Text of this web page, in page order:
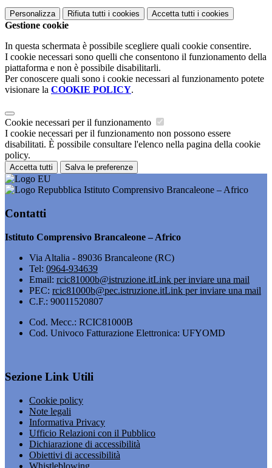
Personalizza Rifiuta tutti i cookies Accetta tutti i cookies
Gestione cookie
In questa schermata è possibile scegliere quali cookie consentire.
I cookie necessari sono quelli che consentono il funzionamento della
piattaforma e non è possibile disabilitarli.
Per conoscere quali sono i cookie necessari al funzionamento potete
visionare la COOKIE POLICY.
Cookie necessari per il funzionamento
I cookie necessari per il funzionamento non possono essere
disabilitati. È possibile consultare l'elenco nella pagina della cookie
policy.
Accetta tutti Salva le preferenze
Istituto Comprensivo Brancaleone – Africo
Contatti
Istituto Comprensivo Brancaleone – Africo
Via Altalia - 89036 Brancaleone (RC)
Tel: 0964-934639
Email: rcic81000b@istruzione.itLink per inviare una mail
PEC: rcic81000b@pec.istruzione.itLink per inviare una mail
C.F.: 90011520807
Cod. Mecc.: RCIC81000B
Cod. Univoco Fatturazione Elettronica: UFYOMD
Sezione Link Utili
Cookie policy
Note legali
Informativa Privacy
Ufficio Relazioni con il Pubblico
Dichiarazione di accessibilità
Obiettivi di accessibilità
Whistleblowing